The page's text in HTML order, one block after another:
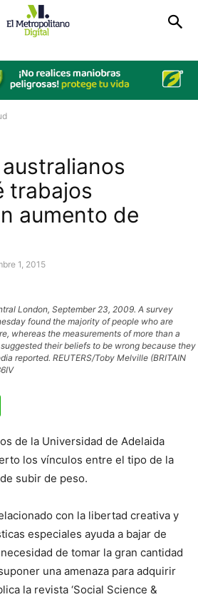
trabajos
aumento de
1, 2015
London, September 23, 2009. A survey
found the majority of people who are
whereas the measurements of more than a
their beliefs to be wrong because they
reported. REUTERS/Toby Melville (BRITAIN
de la Universidad de Adelaida
los vínculos entre el tipo de la
subir de peso.
con la libertad creativa y
especiales ayuda a bajar de
de tomar la gran cantidad
una amenaza para adquirir
la revista ‘Social Science &